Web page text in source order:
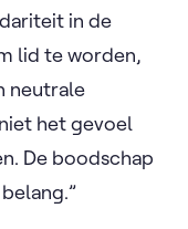
in de
lid te worden,
neutrale
het gevoel
De boodschap